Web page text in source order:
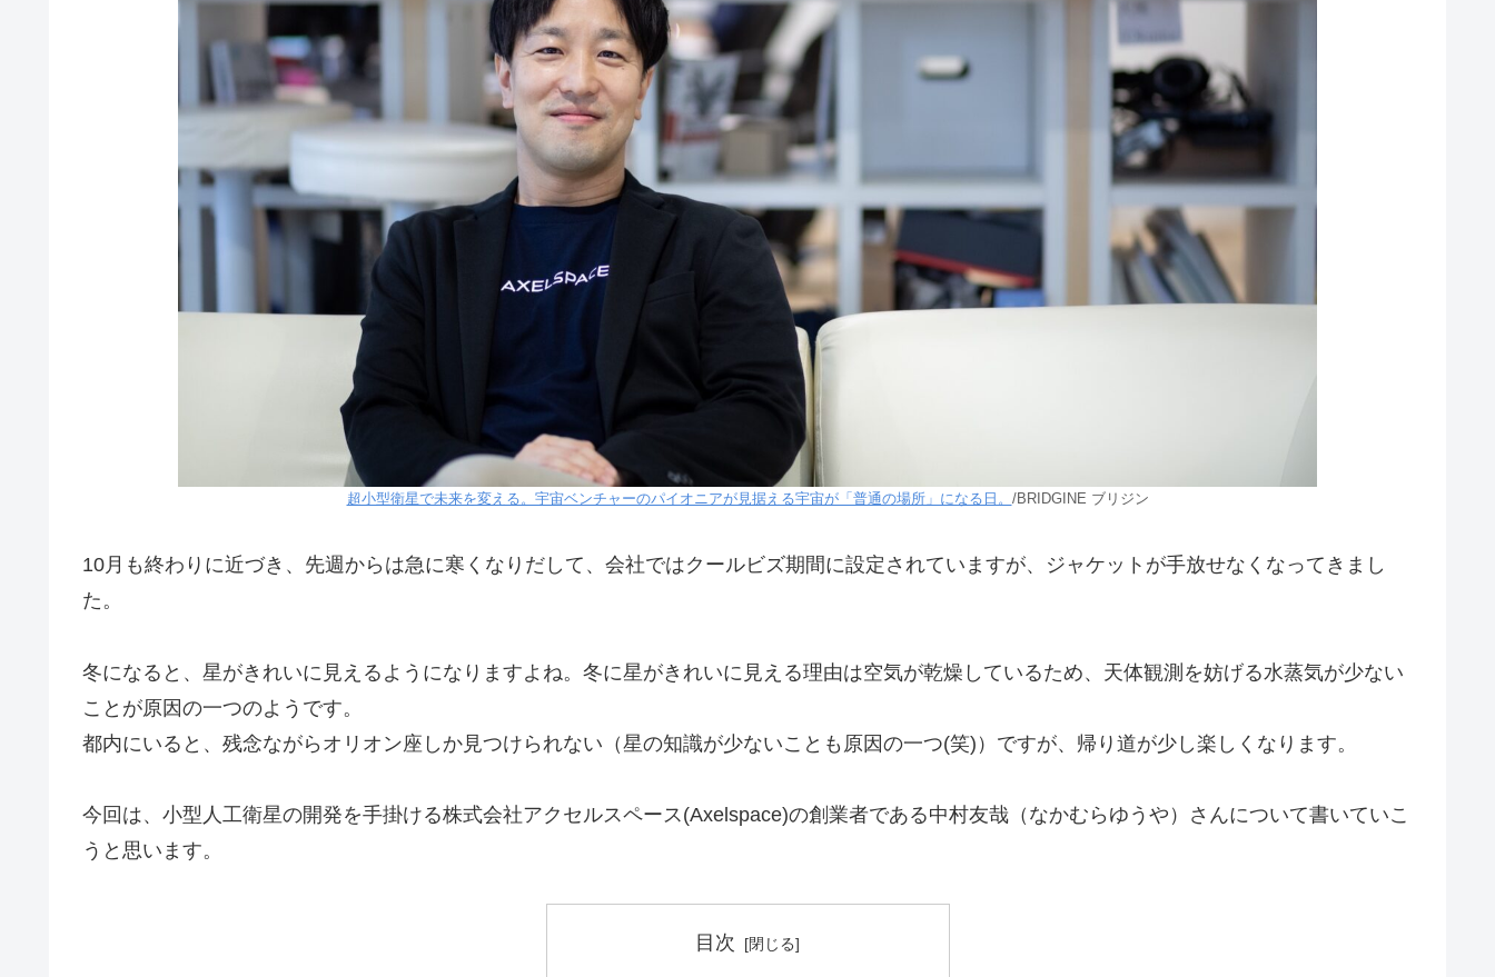
超小型衛星で未来を変える。宇宙ベンチャーのパイオニアが見据える宇宙が「普通の場所」になる日。 /BRIDGINE ブリジン
10月も終わりに近づき、先週からは急に寒くなりだして、会社ではクールビズ期間に設定されていますが、ジャケットが手放せなくなってきまし
た。
冬になると、星がきれいに見えるようになりますよね。冬に星がきれいに見える理由は空気が乾燥しているため、天体観測を妨げる水蒸気が少ない
ことが原因の一つのようです。
都内にいると、残念ながらオリオン座しか見つけられない（星の知識が少ないことも原因の一つ(笑)）ですが、帰り道が少し楽しくなります。
今回は、小型人工衛星の開発を手掛ける株式会社アクセルスペース(Axelspace)の創業者である中村友哉（なかむらゆうや）さんについて書いていこ
うと思います。
目次